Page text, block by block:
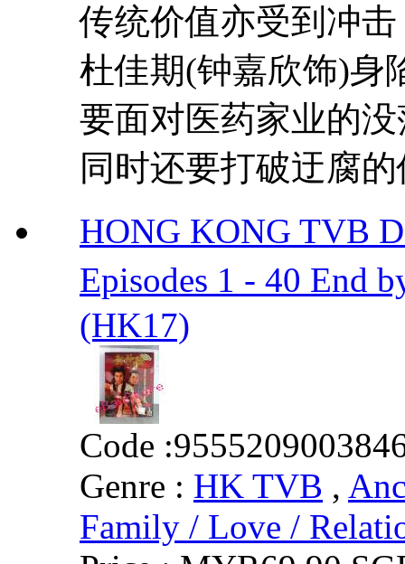
传统价值亦受到冲
杜佳期(钟嘉欣饰)身
要面对医药家业的
同时还要打破迂腐
HONG KONG TVB
Episodes 1 - 40 End
(HK17)
Code :
Genre : HK TVB ,
Family / Love /